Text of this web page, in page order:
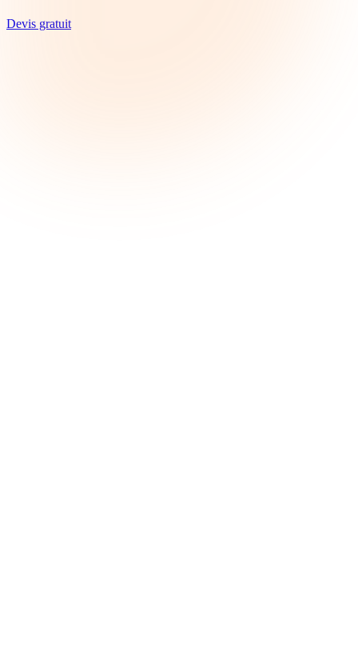
Devis gratuit